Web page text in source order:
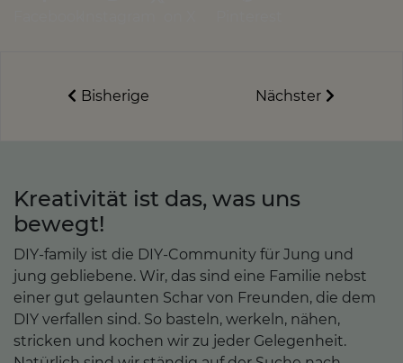
Bisherige Nächster
Kreativität ist das, was uns
bewegt!
DIY-family ist die DIY-Community für Jung und
jung gebliebene. Wir, das sind eine Familie nebst
einer gut gelaunten Schar von Freunden, die dem
DIY verfallen sind. So basteln, werkeln, nähen,
stricken und kochen wir zu jeder Gelegenheit.